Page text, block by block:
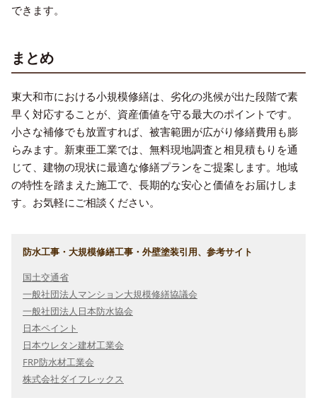
できます。
まとめ
東大和市における小規模修繕は、劣化の兆候が出た段階で素
早く対応することが、資産価値を守る最大のポイントです。
小さな補修でも放置すれば、被害範囲が広がり修繕費用も膨
らみます。新東亜工業では、無料現地調査と相見積もりを通
じて、建物の現状に最適な修繕プランをご提案します。地域
の特性を踏まえた施工で、長期的な安心と価値をお届けしま
す。お気軽にご相談ください。
防水工事・大規模修繕工事・外壁塗装引用、参考サイト
国土交通省
一般社団法人マンション大規模修繕協議会
一般社団法人日本防水協会
日本ペイント
日本ウレタン建材工業会
FRP防水材工業会
株式会社ダイフレックス